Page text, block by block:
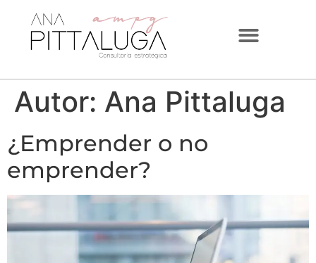
Autor: Ana Pittaluga
¿Emprender o no
emprender?